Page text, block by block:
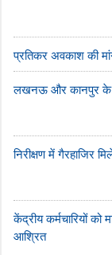
प्रतिकर अवकाश की
लखनऊ और कानपुर के
निरीक्षण में गैरहाजिर
केंद्रीय कर्मचारियों को
आश्रित